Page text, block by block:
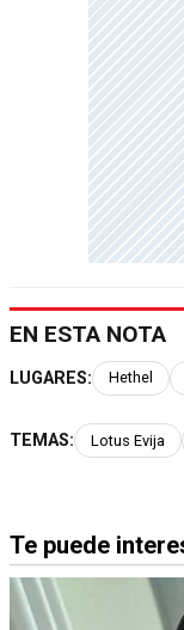
EN ESTA NOTA
LUGARES: Hethel
TEMAS: Lotus Evija